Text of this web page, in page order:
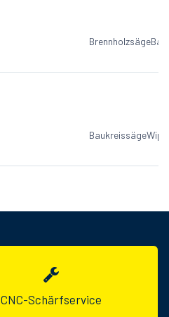
Brennholzsäge
Baukreissäge
CNC-Schärfservice